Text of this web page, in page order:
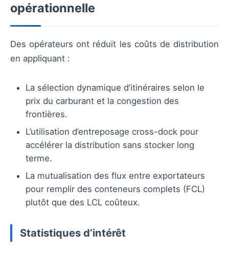
opérationnelle
Des opérateurs ont réduit les coûts de distribution
en appliquant :
La sélection dynamique d’itinéraires selon le
prix du carburant et la congestion des
frontières.
L’utilisation d’entreposage cross-dock pour
accélérer la distribution sans stocker long
terme.
La mutualisation des flux entre exportateurs
pour remplir des conteneurs complets (FCL)
plutôt que des LCL coûteux.
Statistiques d’intérêt